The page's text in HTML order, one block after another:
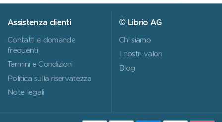
Assistenza clienti
Contatti e domande
frequenti
Termini e Condizioni
Politica sulla riservatezza
Note legali
© Librio AG
Chi siamo
I nostri valori
Blog